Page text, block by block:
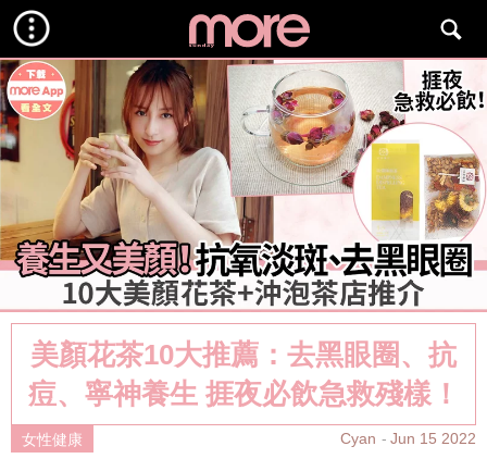
美顏花茶10大推薦：去黑眼圈、抗
痘、寧神養生 捱夜必飲急救殘樣！
女性健康 Cyan Jun 15 2022